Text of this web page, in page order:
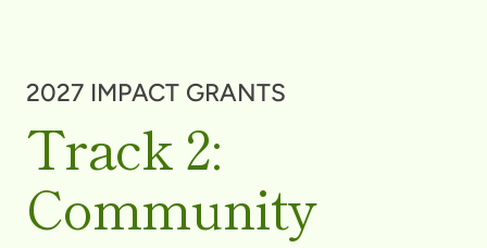
2027 IMPACT GRANTS
Track 2:
Community